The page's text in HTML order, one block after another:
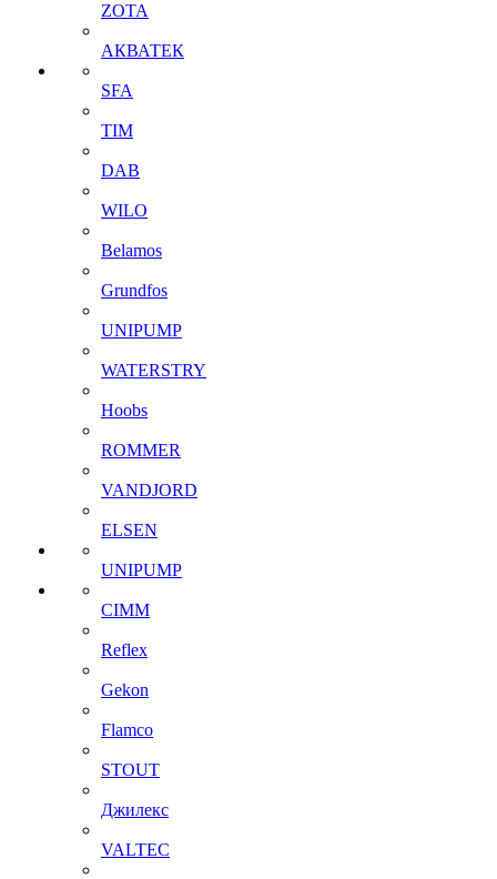
ZOTA
АКВАТЕК
SFA
TIM
DAB
WILO
Belamos
Grundfos
UNIPUMP
WATERSTRY
Hoobs
ROMMER
VANDJORD
ELSEN
UNIPUMP
CIMM
Reflex
Gekon
Flamco
STOUT
Джилекс
VALTEC